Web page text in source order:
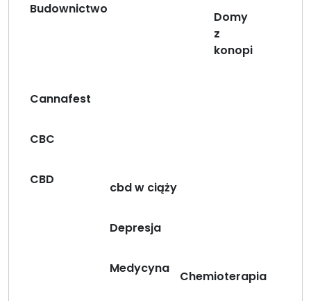
Budownictwo
Domy
z
konopi
Cannafest
CBC
CBD
cbd w ciąży
Depresja
Medycyna
Chemioterapia